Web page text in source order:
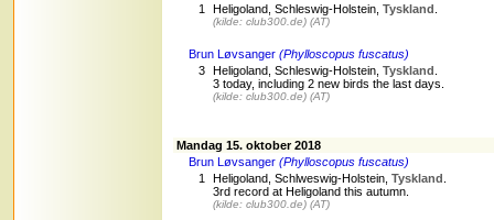
1
Heligoland, Schleswig-Holstein, Tyskland
(kilde: club300.de) (AT)
Brun Løvsanger (Phylloscopus fuscatus)
3
Heligoland, Schleswig-Holstein, Tyskland
3 today, including 2 new birds the last days.
(kilde: club300.de) (AT)
Mandag 15. oktober 2018
Brun Løvsanger (Phylloscopus fuscatus)
1
Heligoland, Schlweswig-Holstein, Tyskland
3rd record at Heligoland this autumn.
(kilde: club300.de) (AT)